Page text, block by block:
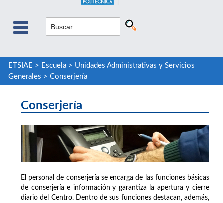
ETSIAE > Escuela> Unidades Administrativas y Servicios
Generales > Conserjería
Conserjería
El personal de conserjería se encarga de las funciones básicas
de conserjería e información y garantiza la apertura y cierre
diario del Centro. Dentro de sus funciones destacan, además,